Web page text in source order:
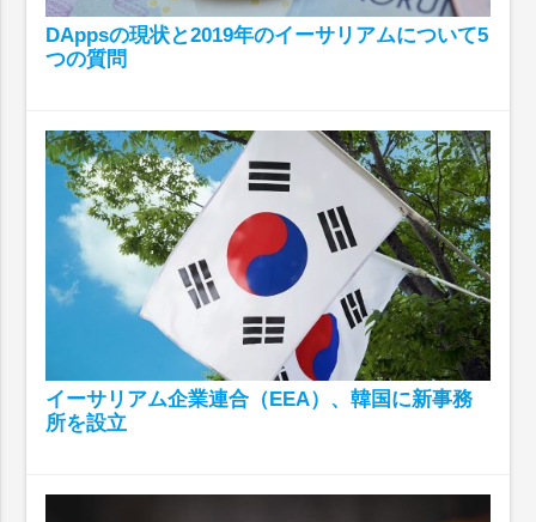
DAppsの現状と2019年のイーサリアムについて5
つの質問
イーサリアム企業連合（EEA）、韓国に新事務
所を設立